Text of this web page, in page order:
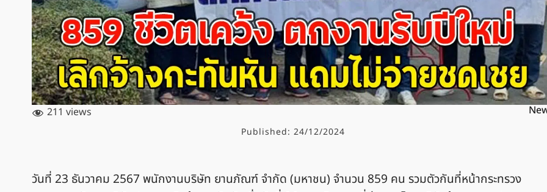
211 views
Published: 24/12/2024
วันที่ 23 ธันวาคม 2567 พนักงานบริษัท ยานภัณฑ์ จำกัด (มหาชน) จำนวน 859 คน รวมตัวกันที่หน้ากระทรวง